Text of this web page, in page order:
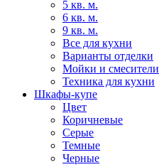
5 кв. м.
6 кв. м.
9 кв. м.
Все для кухни
Варианты отделки
Мойки и смесители
Техника для кухни
Шкафы-купе
Цвет
Коричневые
Серые
Темные
Черные